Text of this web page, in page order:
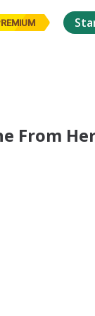
From